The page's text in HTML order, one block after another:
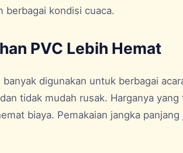
berbagai kondisi cuaca.
PVC Lebih Hemat
digunakan untuk berbagai
tidak mudah rusak. Harganya
biaya. Pemakaian jangka